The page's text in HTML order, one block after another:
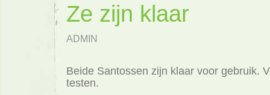
Ze zijn klaar
ADMIN
Beide Santossen zijn klaar voor gebruik.
testen.